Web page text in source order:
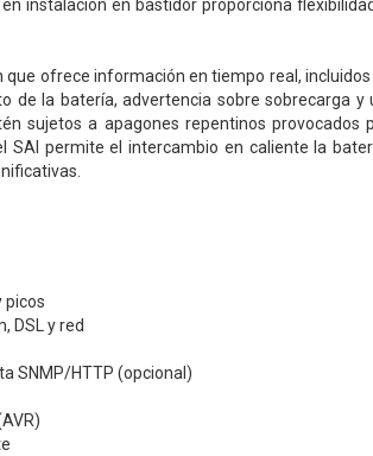
instalación en bastidor proporciona
que ofrece información en tiempo real,
de la batería, advertencia sobre sobrecarga y
sujetos a apagones repentinos provocados
SAI permite el intercambio en caliente la
picos
DSL y red
SNMP/HTTP (opcional)